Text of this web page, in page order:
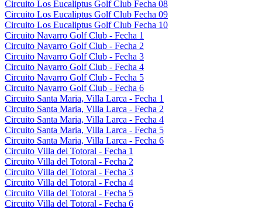
Circuito Los Eucaliptus Golf Club Fecha 08
Circuito Los Eucaliptus Golf Club Fecha 09
Circuito Los Eucaliptus Golf Club Fecha 10
Circuito Navarro Golf Club - Fecha 1
Circuito Navarro Golf Club - Fecha 2
Circuito Navarro Golf Club - Fecha 3
Circuito Navarro Golf Club - Fecha 4
Circuito Navarro Golf Club - Fecha 5
Circuito Navarro Golf Club - Fecha 6
Circuito Santa Maria, Villa Larca - Fecha 1
Circuito Santa Maria, Villa Larca - Fecha 2
Circuito Santa Maria, Villa Larca - Fecha 4
Circuito Santa Maria, Villa Larca - Fecha 5
Circuito Santa Maria, Villa Larca - Fecha 6
Circuito Villa del Totoral - Fecha 1
Circuito Villa del Totoral - Fecha 2
Circuito Villa del Totoral - Fecha 3
Circuito Villa del Totoral - Fecha 4
Circuito Villa del Totoral - Fecha 5
Circuito Villa del Totoral - Fecha 6